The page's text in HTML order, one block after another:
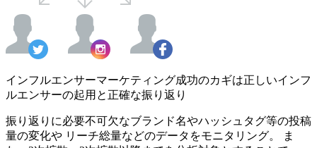
インフルエンサーマーケティング成功のカギは正しいインフ
ルエンサーの起用と正確な振り返り
振り返りに必要不可欠なブランド名やハッシュタグ等の投稿
量の変化や リーチ総量などのデータをモニタリング。 ま